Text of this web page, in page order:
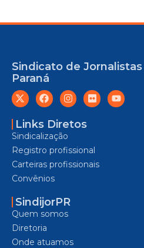
Sindicato de
Paraná
Links Diretos
Sindicalização
Registro profissional
Carteiras profissionais
Convênios
SindijorPR
Quem somos
Diretoria
Onde atuamos